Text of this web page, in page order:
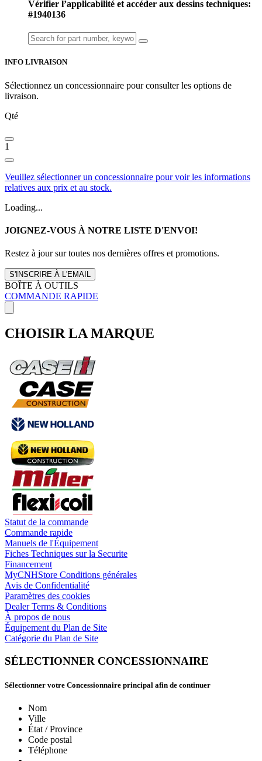
Vérifier l’applicabilité et accéder aux dessins techniques:
#1940136
INFO LIVRAISON
Sélectionnez un concessionnaire pour consulter les options de
livraison.
Qté
1
Veuillez sélectionner un concessionnaire pour voir les informations
relatives aux prix et au stock.
Loading...
JOIGNEZ-VOUS À NOTRE LISTE D'ENVOI!
Restez à jour sur toutes nos dernières offres et promotions.
S'INSCRIRE À L'EMAIL
BOÎTE À OUTILS
COMMANDE RAPIDE
CHOISIR LA MARQUE
Statut de la commande
Commande rapide
Manuels de l'Équipement
Fiches Techniques sur la Securite
Financement
MyCNHStore Conditions générales
Avis de Confidentialité
Paramètres des cookies
Dealer Terms & Conditions
À propos de nous
Équipement du Plan de Site
Catégorie du Plan de Site
SÉLECTIONNER CONCESSIONNAIRE
Sélectionner votre Concessionnaire principal afin de continuer
Nom
Ville
État / Province
Code postal
Téléphone